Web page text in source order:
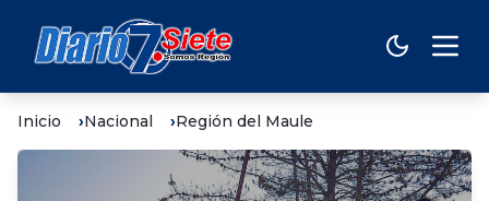
Inicio Nacional Región del Maule